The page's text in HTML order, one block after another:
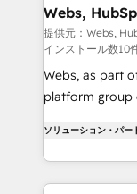
and build using
with other
HubSpot pros
HubSpot Why us? - SIX HubSpot Accreditations -
awarded by
Migration,
Enablement -
HubSpot -Top
Webs,
提供元：Webs,
インストール数10
Webs, as part
platform group of 150
maximizing
Excellence.
strengthen
ソリューション・パー